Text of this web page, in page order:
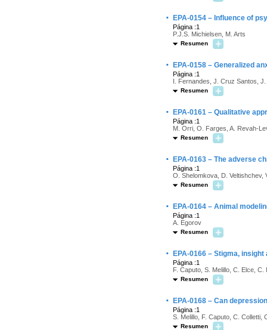
· EPA-0154 – Influence of
Página :1
P.J.S. Michielsen, M. Arts
Resumen
· EPA-0158 – Generalized
Página :1
I. Fernandes, J. Cruz Santos,
Resumen
· EPA-0161 – Qualitative
Página :1
M. Orri, O. Farges, A. Revah-
Resumen
· EPA-0163 – The adverse
Página :1
O. Shelomkova, D. Veltishchev,
Resumen
· EPA-0164 – Animal
Página :1
A. Egorov
Resumen
· EPA-0166 – Stigma,
Página :1
F. Caputo, S. Melillo, C. Elce,
Resumen
· EPA-0168 – Can
Página :1
S. Melillo, F. Caputo, C. Colletti,
Resumen